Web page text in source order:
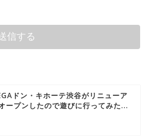
ドン・キホーテ渋谷がリニューア
ープンしたので遊びに行ってみた...